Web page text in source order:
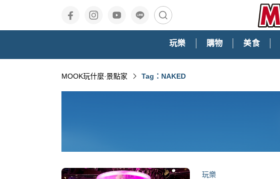
玩樂 購物 美食
MOOK玩什麼‧景點家 Tag：NAKED
玩樂